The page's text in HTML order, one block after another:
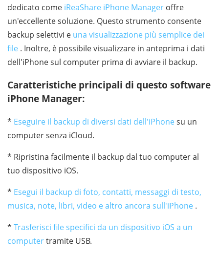
dedicato come iReaShare iPhone Manager offre
un'eccellente soluzione. Questo strumento consente
backup selettivi e una visualizzazione più semplice dei
file . Inoltre, è possibile visualizzare in anteprima i dati
dell'iPhone sul computer prima di avviare il backup.
Caratteristiche principali di questo software
iPhone Manager:
* Eseguire il backup di diversi dati dell'iPhonesu un
computer senza iCloud.
* Ripristina facilmente il backup dal tuo computer al
tuo dispositivo iOS.
* Esegui il backup di foto, contatti, messaggi di testo,
musica, note, libri, video e altro ancora sull'iPhone .
* Trasferisci file specifici da un dispositivo iOS a un
computertramite USB.